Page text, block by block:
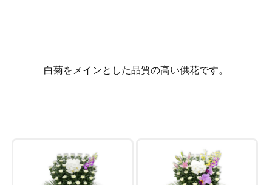
白菊をメインとした品質の高い供花です。